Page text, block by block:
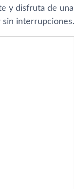
y disfruta de una
interrupciones.